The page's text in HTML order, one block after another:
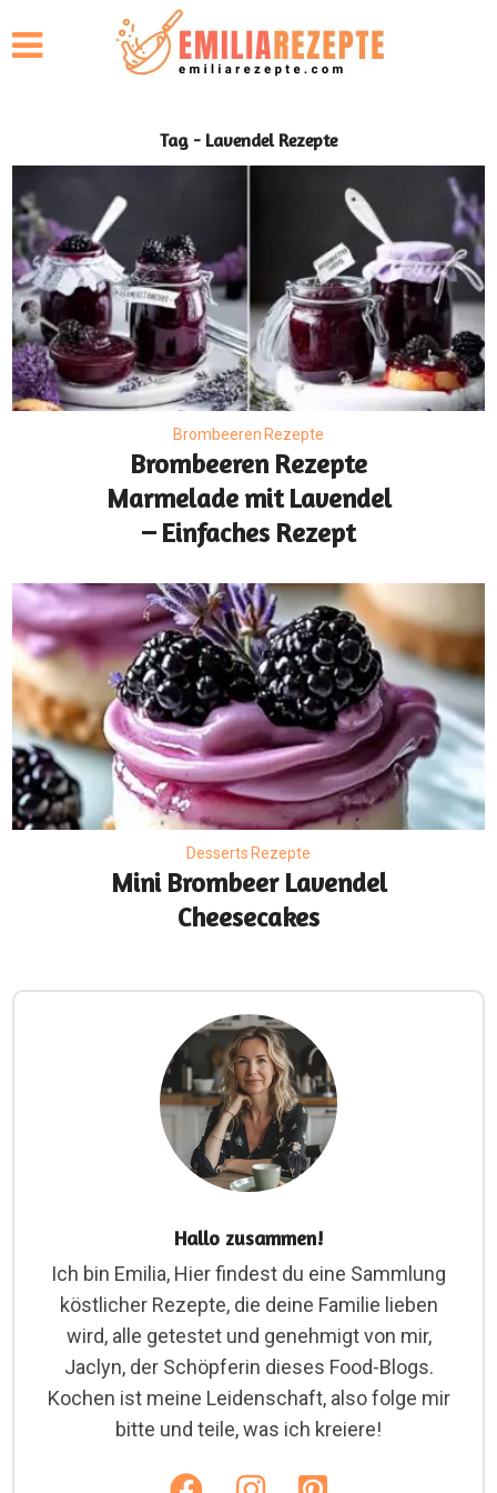
Tag - Lavendel Rezepte
Brombeeren Rezepte
Brombeeren Rezepte
Marmelade mit Lavendel
– Einfaches Rezept
Desserts Rezepte
Mini Brombeer Lavendel
Cheesecakes
Hallo zusammen!
Ich bin Emilia, Hier findest du eine Sammlung
köstlicher Rezepte, die deine Familie lieben
wird, alle getestet und genehmigt von mir,
Jaclyn, der Schöpferin dieses Food-Blogs.
Kochen ist meine Leidenschaft, also folge mir
bitte und teile, was ich kreiere!